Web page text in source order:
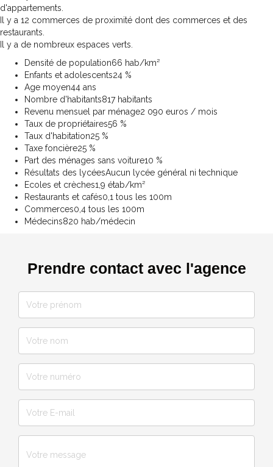
d'appartements.
Il y a 12 commerces de proximité dont des commerces et des
restaurants.
Il y a de nombreux espaces verts.
Densité de population66 hab/km²
Enfants et adolescents24 %
Age moyen44 ans
Nombre d'habitants817 habitants
Revenu mensuel par ménage2 090 euros / mois
Taux de propriétaires56 %
Taux d'habitation25 %
Taxe foncière25 %
Part des ménages sans voiture10 %
Résultats des lycéesAucun lycée général ni technique
Ecoles et crèches1,9 étab/km²
Restaurants et cafés0,1 tous les 100m
Commerces0,4 tous les 100m
Médecins820 hab/médecin
Prendre contact avec l'agence